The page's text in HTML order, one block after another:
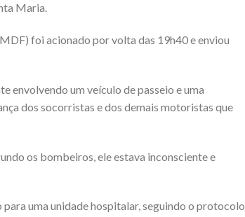
Maria.
foi acionado por volta das 19h40 e enviou
envolvendo um veículo de passeio e uma
dos socorristas e dos demais motoristas que
os bombeiros, ele estava inconsciente e
uma unidade hospitalar, seguindo o protocolo